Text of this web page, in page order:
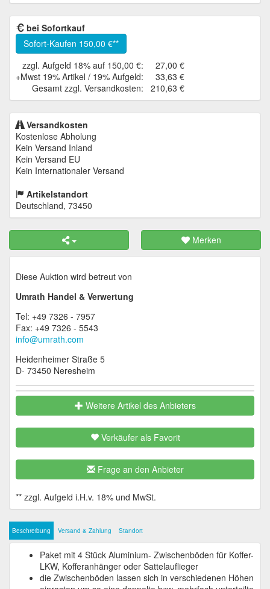
bei Sofortkauf
Sofort-Kaufen 150,00 €
zzgl. Aufgeld 18% auf 150,00 €:
27,00 €
+Mwst 19% Artikel / 19% Aufgeld:
33,63 €
Gesamt zzgl. Versandkosten: 210,63 €
Versandkosten
Kostenlose Abholung
Kein Versand Inland
Kein Versand EU
Kein Internationaler Versand
Artikelstandort
Deutschland, 73450
Merken
Diese Auktion wird betreut von
Umrath Handel & Verwertung
Tel: +49 7326 - 7957
Fax: +49 7326 - 5543
info@umrath.com
Heidenheimer Straße 5
D- 73450 Neresheim
Weitere Artikel des Anbieters
Verkäufer als Favorit
Frage an den Anbieter
Beschreibung Versand & Zahlung Standort
Paket mit 4 Stück Aluminium- Zwischenböden für Koffer-
LKW, Kofferanhänger oder Sattelauflieger
die Zwischenböden lassen sich in verschiedenen Höhen